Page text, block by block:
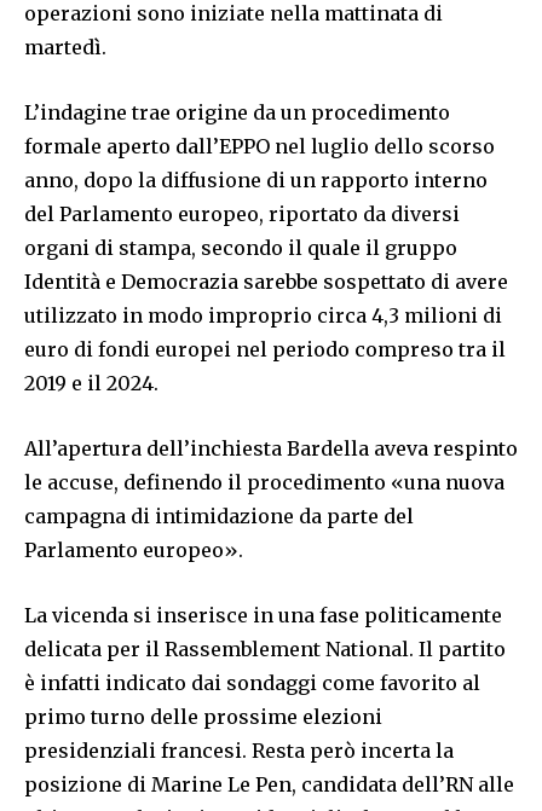
operazioni sono iniziate nella mattinata di
martedì.
L’indagine trae origine da un procedimento
formale aperto dall’EPPO nel luglio dello scorso
anno, dopo la diffusione di un rapporto interno
del Parlamento europeo, riportato da diversi
organi di stampa, secondo il quale il gruppo
Identità e Democrazia sarebbe sospettato di avere
utilizzato in modo improprio circa 4,3 milioni di
euro di fondi europei nel periodo compreso tra il
2019 e il 2024.
All’apertura dell’inchiesta Bardella aveva respinto
le accuse, definendo il procedimento «una nuova
campagna di intimidazione da parte del
Parlamento europeo».
La vicenda si inserisce in una fase politicamente
delicata per il Rassemblement National. Il partito
è infatti indicato dai sondaggi come favorito al
primo turno delle prossime elezioni
presidenziali francesi. Resta però incerta la
posizione di Marine Le Pen, candidata dell’RN alle